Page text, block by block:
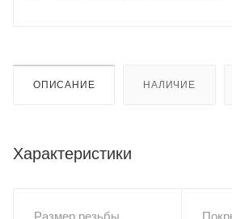
ОПИСАНИЕ НАЛИЧИЕ
Характеристики
Размер резьбы